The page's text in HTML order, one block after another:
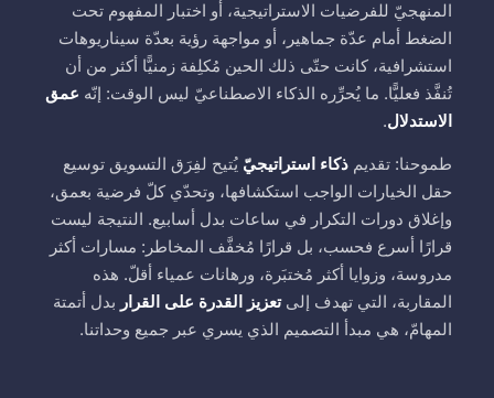
المنهجيّ للفرضيات الاستراتيجية، أو اختبار المفهوم تحت
الضغط أمام عدّة جماهير، أو مواجهة رؤية بعدّة سيناريوهات
استشرافية، كانت حتّى ذلك الحين مُكلِفة زمنيًّا أكثر من أن
تُنفَّذ فعليًّا. ما يُحرِّره الذكاء الاصطناعيّ ليس الوقت: إنّه عمق
الاستدلال.
طموحنا: تقديمذكاء استراتيجيّ يُتيح لفِرَق التسويق توسيع
حقل الخيارات الواجب استكشافها، وتحدّي كلّ فرضية بعمق،
وإغلاق دورات التكرار في ساعات بدل أسابيع. النتيجة ليست
قرارًا أسرع فحسب، بل قرارًا مُخفَّف المخاطر: مسارات أكثر
مدروسة، وزوايا أكثر مُختبَرة، ورهانات عمياء أقلّ. هذه
المقاربة، التي تهدف إلىتعزيز القدرة على القرار بدل أتمتة
المهامّ، هي مبدأ التصميم الذي يسري عبر جميع وحداتنا.